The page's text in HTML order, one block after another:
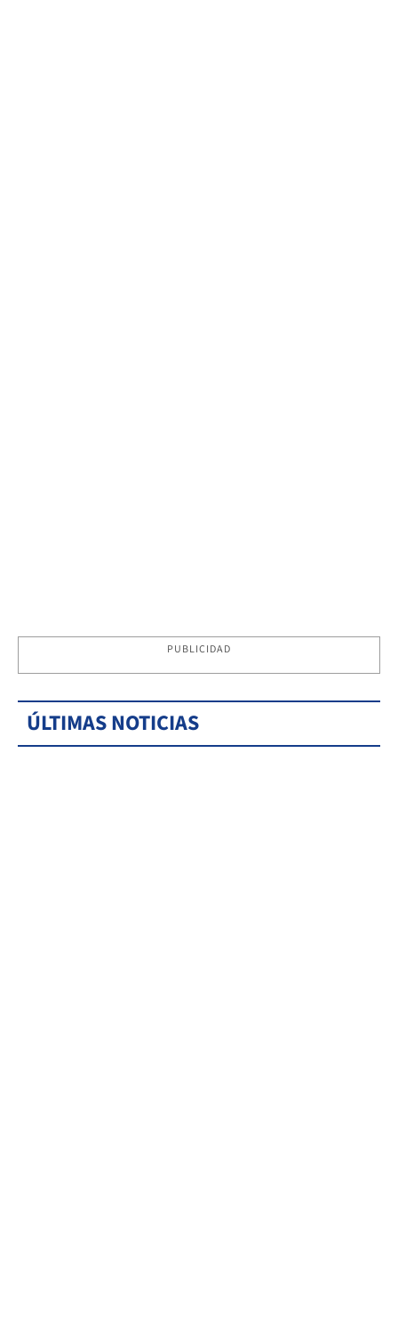
PUBLICIDAD
ÚLTIMAS NOTICIAS